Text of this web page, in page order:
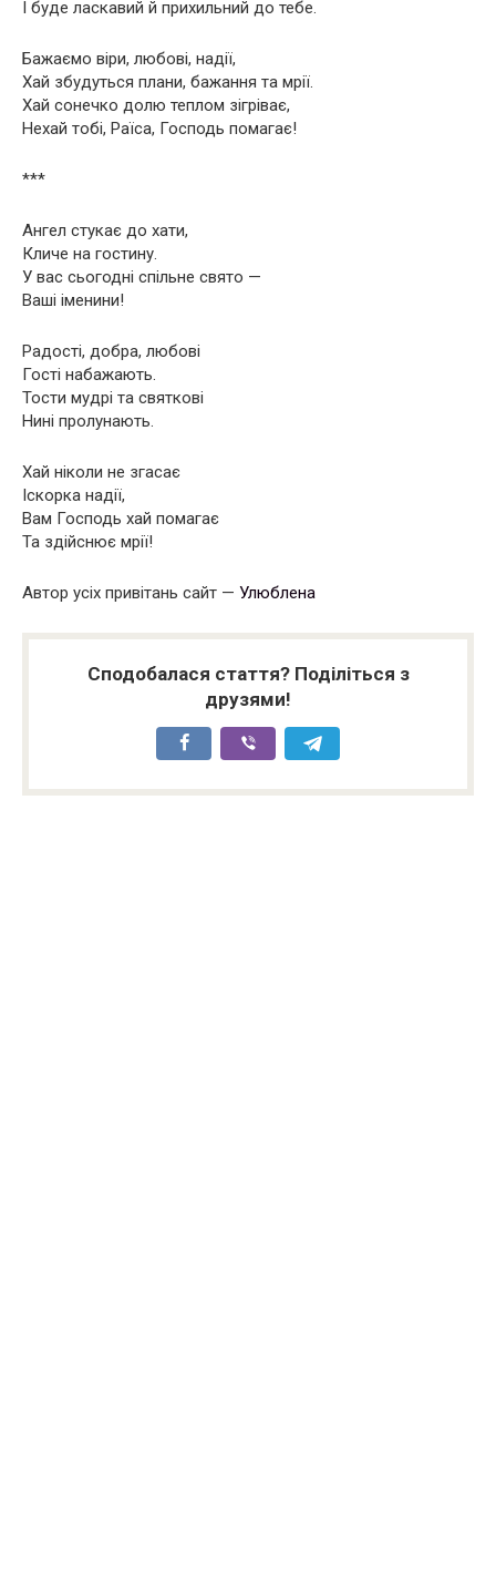
І буде ласкавий й прихильний до тебе.
Бажаємо віри, любові, надії,
Хай збудуться плани, бажання та мрії.
Хай сонечко долю теплом зігріває,
Нехай тобі, Раїса, Господь помагає!
***
Ангел стукає до хати,
Кличе на гостину.
У вас сьогодні спільне свято —
Ваші іменини!
Радості, добра, любові
Гості набажають.
Тости мудрі та святкові
Нині пролунають.
Хай ніколи не згасає
Іскорка надії,
Вам Господь хай помагає
Та здійснює мрії!
Автор усіх привітань сайт — Улюблена
Сподобалася стаття? Поділіться з
друзями!